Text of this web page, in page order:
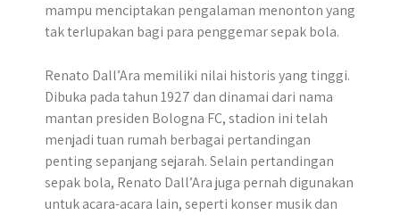
mampu menciptakan pengalaman menonton yang
tak terlupakan bagi para penggemar sepak bola.
Renato Dall’Ara memiliki nilai historis yang tinggi.
Dibuka pada tahun 1927 dan dinamai dari nama
mantan presiden Bologna FC, stadion ini telah
menjadi tuan rumah berbagai pertandingan
penting sepanjang sejarah. Selain pertandingan
sepak bola, Renato Dall’Ara juga pernah digunakan
untuk acara-acara lain, seperti konser musik dan